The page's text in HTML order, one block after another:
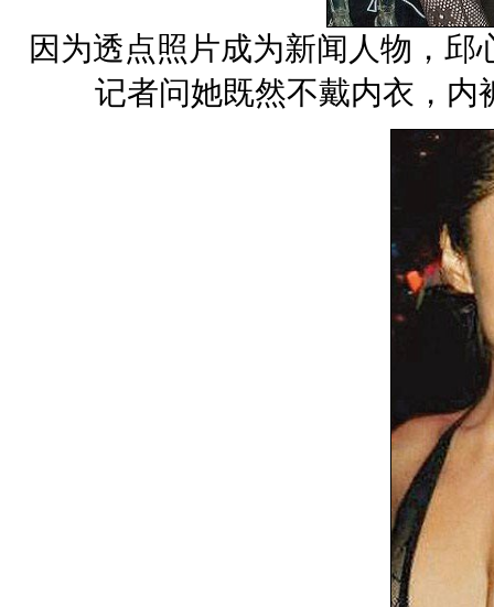
因为透点照片成为新闻人物，
记者问她既然不戴内衣，内